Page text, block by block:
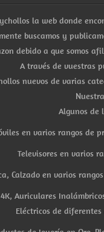
la web donde
buscamos y
debido a que somos
A través de vuestras
nuevos de varias
Algunos de
en varios rangos de
Televisores en varios
Calzado en varios
Auriculares
Eléctricos de diferentes